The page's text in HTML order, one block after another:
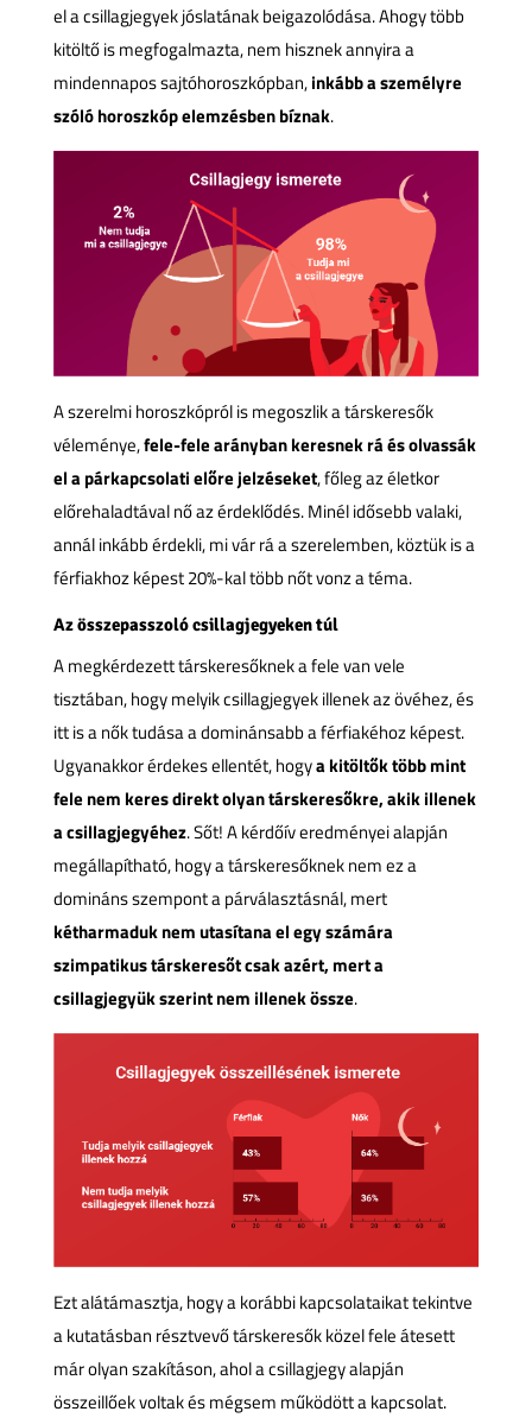
el a csillagjegyek jóslatának beigazolódása. Ahogy több
kitöltő is megfogalmazta, nem hisznek annyira a
mindennapos sajtóhoroszkópban,inkább a személyre
szóló horoszkóp elemzésben bíznak.
A szerelmi horoszkópról is megoszlik a társkeresők
véleménye,fele-fele arányban keresnek rá és olvassák
el a párkapcsolati előre jelzéseket, főleg az életkor
előrehaladtával nő az érdeklődés. Minél idősebb valaki,
annál inkább érdekli, mi vár rá a szerelemben, köztük is a
férfiakhoz képest 20%-kal több nőt vonz a téma.
Az összepasszoló csillagjegyeken túl
A megkérdezett társkeresőknek a fele van vele
tisztában, hogy melyik csillagjegyek illenek az övéhez, és
itt is a nők tudása a dominánsabb a férfiakéhoz képest.
Ugyanakkor érdekes ellentét, hogya kitöltők több mint
fele nem keres direkt olyan társkeresőkre, akik illenek
a csillagjegyéhez. Sőt! A kérdőív eredményei alapján
megállapítható, hogy a társkeresőknek nem ez a
domináns szempont a párválasztásnál, mert
kétharmaduk nem utasítana el egy számára
szimpatikus társkeresőt csak azért, mert a
csillagjegyük szerint nem illenek össze.
Ezt alátámasztja, hogy a korábbi kapcsolataikat tekintve
a kutatásban résztvevő társkeresők közel fele átesett
már olyan szakításon, ahol a csillagjegy alapján
összeillőek voltak és mégsem működött a kapcsolat.